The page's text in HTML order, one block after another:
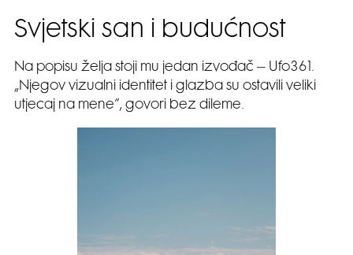
Svjetski san i budućnost
Na popisu želja stoji mu jedan izvođač – Ufo361.
„Njegov vizualni identitet i glazba su ostavili veliki
utjecaj na mene”, govori bez dileme.